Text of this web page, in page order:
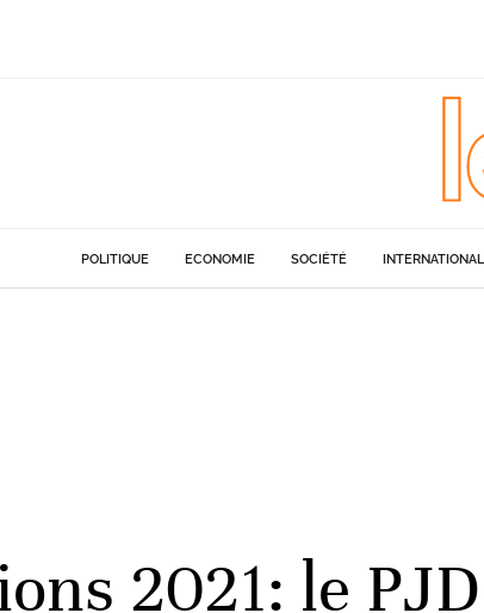
POLITIQUE ECONOMIE SOCIÉTÉ INTERNATIONAL
2021: le